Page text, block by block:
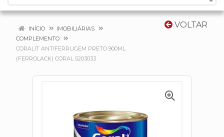
VOLTAR
INÍCIO
IMOBILIÁRIAS
COMPLEMENTO
CORALIT ANTIFERRUGEM PRETO 900ML
(FERROLACK) CORAL 5203033